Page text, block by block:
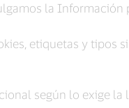
la Información
etiquetas y tipos
según lo exige la